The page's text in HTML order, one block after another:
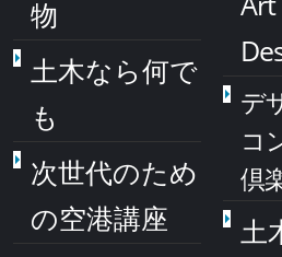
物
土木なら何で
も
次世代のため
の空港講座
デ
コ
倶
土